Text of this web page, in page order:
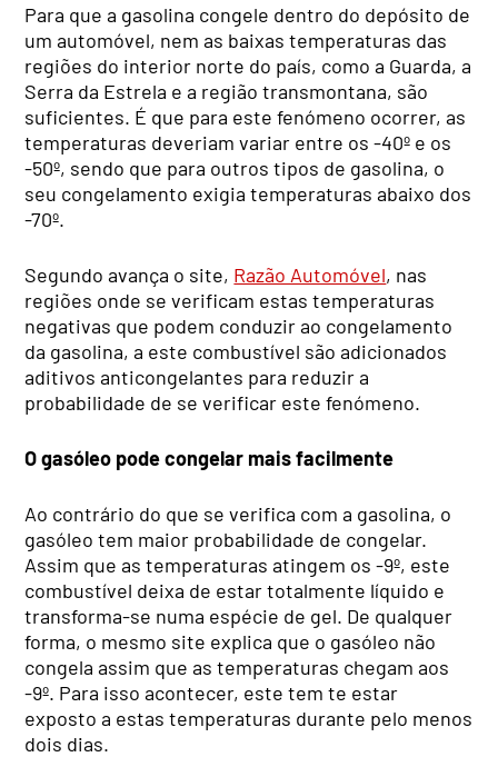
Para que a gasolina congele dentro do depósito de
um automóvel, nem as baixas temperaturas das
regiões do interior norte do país, como a Guarda, a
Serra da Estrela e a região transmontana, são
suficientes. É que para este fenómeno ocorrer, as
temperaturas deveriam variar entre os -40º e os
-50º, sendo que para outros tipos de gasolina, o
seu congelamento exigia temperaturas abaixo dos
-70º.
Segundo avança o site, Razão Automóvel, nas
regiões onde se verificam estas temperaturas
negativas que podem conduzir ao congelamento
da gasolina, a este combustível são adicionados
aditivos anticongelantes para reduzir a
probabilidade de se verificar este fenómeno.
O gasóleo pode congelar mais facilmente
Ao contrário do que se verifica com a gasolina, o
gasóleo tem maior probabilidade de congelar.
Assim que as temperaturas atingem os -9º, este
combustível deixa de estar totalmente líquido e
transforma-se numa espécie de gel. De qualquer
forma, o mesmo site explica que o gasóleo não
congela assim que as temperaturas chegam aos
-9º. Para isso acontecer, este tem te estar
exposto a estas temperaturas durante pelo menos
dois dias.